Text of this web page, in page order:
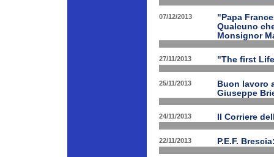
07/12/2013
"Papa
Qualcuno
Monsignor
27/11/2013 "The first
25/11/2013
Buon lavoro
Giuseppe
24/11/2013 Il Corriere
22/11/2013 P.E.F.